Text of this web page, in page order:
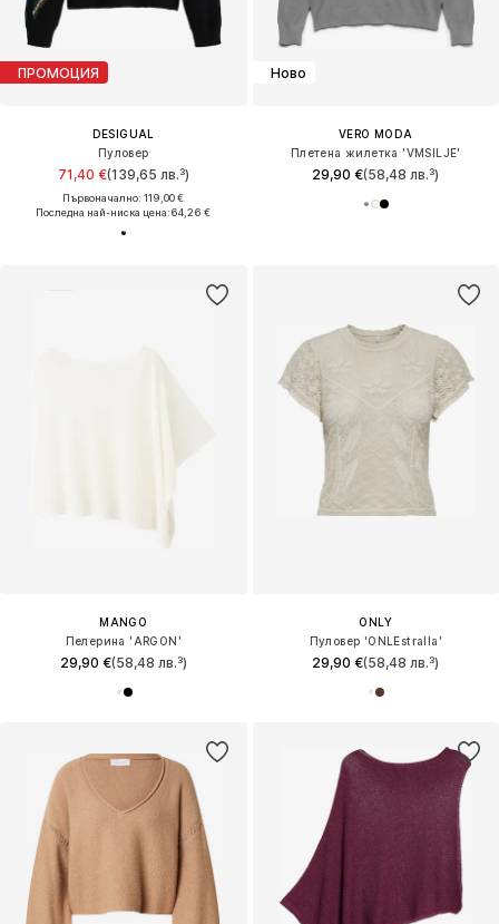
ПРОМОЦИЯ
DESIGUAL
Пуловер
71,40 €(139,65 лв.³)
Първоначално: 119,00 €
Последна най-ниска цена:64,26 €
Ново
VERO MODA
Плетена жилетка 'VMSILJE'
29,90 €(58,48 лв.³)
MANGO
Пелерина 'ARGON'
29,90 €(58,48 лв.³)
ONLY
Пуловер 'ONLEstralla'
29,90 €(58,48 лв.³)